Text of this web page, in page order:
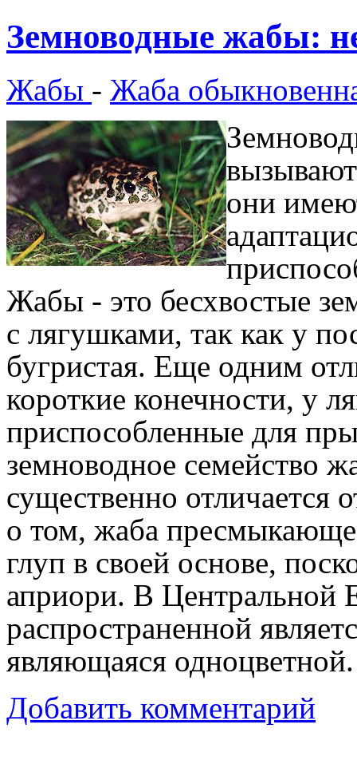
Земноводные жабы:
Жабы - Жаба
они
Жабы - это бесхвостые
с лягушками, так как у
бугристая. Еще одним
короткие конечности, у
приспособленные для
земноводное семейство
существенно отличается
о том, жаба
глуп в своей основе,
априори. В Центральной
распространенной
являющаяся одноцветной.
Добавить комментарий